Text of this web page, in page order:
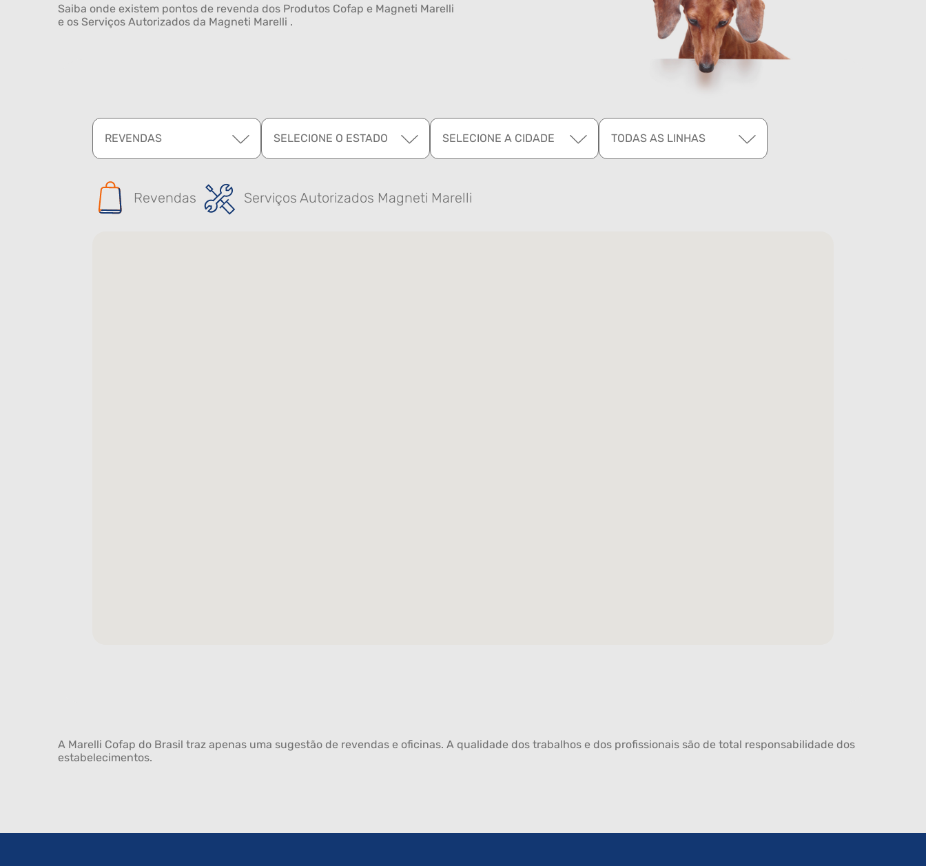
Saiba onde existem pontos de revenda dos Produtos Cofap e Magneti Marelli
e os Serviços Autorizados da Magneti Marelli .
REVENDAS SELECIONE O ESTADO SELECIONE A CIDADE TODAS AS LINHAS
Revendas Serviços Autorizados Magneti Marelli
A Marelli Cofap do Brasil traz apenas uma sugestão de revendas e oficinas. A qualidade dos trabalhos e dos profissionais são de total responsabilidade dos
estabelecimentos.